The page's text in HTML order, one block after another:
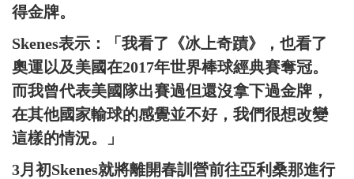
得金牌。
Skenes表示：「我看了《冰上奇蹟》，也看了
奧運以及美國在2017年世界棒球經典賽奪冠。
而我曾代表美國隊出賽過但還沒拿下過金牌，
在其他國家輸球的感覺並不好，我們很想改變
這樣的情況。」
3月初Skenes就將離開春訓營前往亞利桑那進行